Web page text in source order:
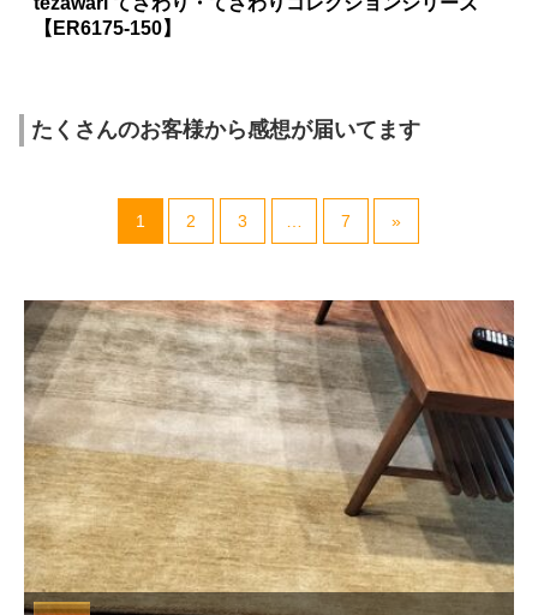
【ER6175-150】
たくさんのお客様から感想が届いてます
1 2 3 7 »